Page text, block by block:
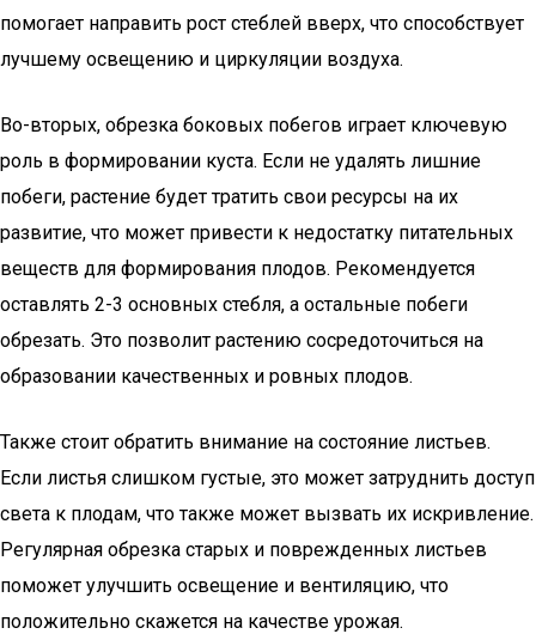
помогает направить рост стеблей вверх, что способствует
лучшему освещению и циркуляции воздуха.
Во-вторых, обрезка боковых побегов играет ключевую
роль в формировании куста. Если не удалять лишние
побеги, растение будет тратить свои ресурсы на их
развитие, что может привести к недостатку питательных
веществ для формирования плодов. Рекомендуется
оставлять 2-3 основных стебля, а остальные побеги
обрезать. Это позволит растению сосредоточиться на
образовании качественных и ровных плодов.
Также стоит обратить внимание на состояние листьев.
Если листья слишком густые, это может затруднить доступ
света к плодам, что также может вызвать их искривление.
Регулярная обрезка старых и поврежденных листьев
поможет улучшить освещение и вентиляцию, что
положительно скажется на качестве урожая.